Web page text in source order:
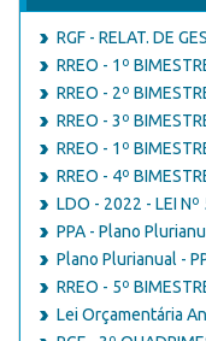
RGF - RELAT. DE
RREO - 1º
RREO - 2º
RREO - 3º
RREO - 1º
RREO - 4º
LDO - 2022 - LEI
PPA - Plano
Plano Plurianual -
RREO - 5º
Lei Orçamentária